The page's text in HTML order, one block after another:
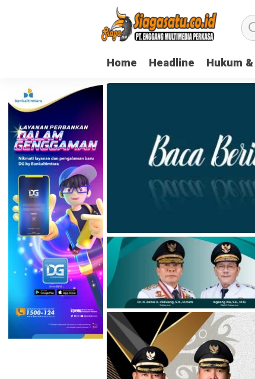
Home Headline Hukum